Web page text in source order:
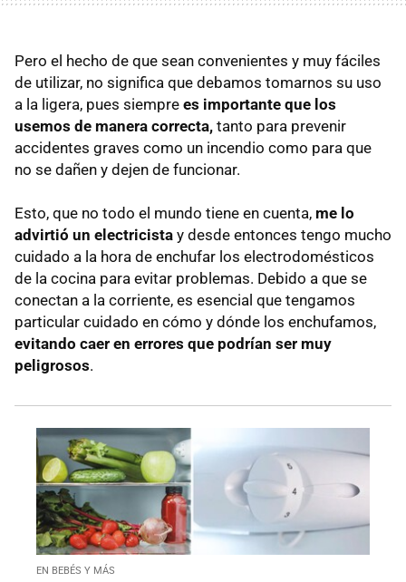
Pero el hecho de que sean convenientes y muy fáciles
de utilizar, no significa que debamos tomarnos su uso
a la ligera, pues siempre es importante que los
usemos de manera correcta, tanto para prevenir
accidentes graves como un incendio como para que
no se dañen y dejen de funcionar.
Esto, que no todo el mundo tiene en cuenta, me lo
advirtió un electricista y desde entonces tengo mucho
cuidado a la hora de enchufar los electrodomésticos
de la cocina para evitar problemas. Debido a que se
conectan a la corriente, es esencial que tengamos
particular cuidado en cómo y dónde los enchufamos,
evitando caer en errores que podrían ser muy
peligrosos.
EN BEBÉS Y MÁS